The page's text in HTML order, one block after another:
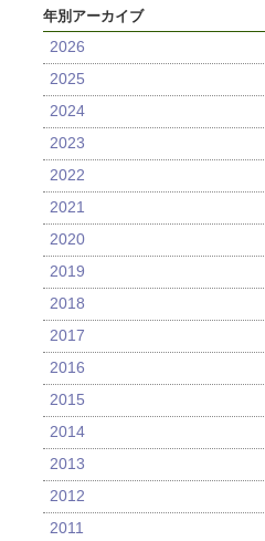
年別アーカイブ
2026
2025
2024
2023
2022
2021
2020
2019
2018
2017
2016
2015
2014
2013
2012
2011